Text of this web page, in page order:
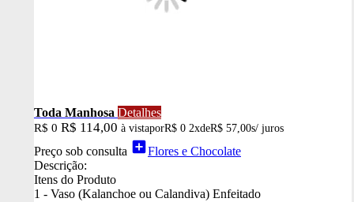
Toda Manhosa Detalhes
R$ 0 R$ 114,00 à vistaporR$ 0 2xdeR$ 57,00s/ juros
Preço sob consulta add_boxFlores e Chocolate
Descrição:
Itens do Produto
1 - Vaso (Kalanchoe ou Calandiva) Enfeitado